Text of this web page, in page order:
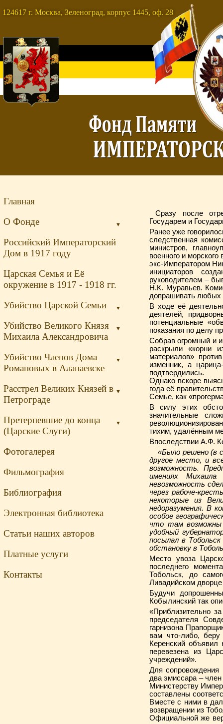
124617 г. Москва, Зеленоград, корпус 1445, оф. 28
Главная
▼
О Фонде
Российский Императорский
Дом в 1917 году
Царская Семья и Её
окружение в 1917 - 1918 гг.
▼
Убийство Царской Семьи
▼
Убийство Великого Князя
Михаила Александровича
▼
Убийство Членов Дома
Романовых в Алапаевске
▼
Расстрел Великих Князей в
Петрограде
▼
Претерпевшие до конца
(Царские Слуги)
Фотогалерея
Фильмография
Библиография
Электронная библиотека
Статьи наших авторов
Платные услуги
Контакты
Сразу после
Государем и
Ранее уже
следственная
министров,
военного и
экс-Императором
инициаторов
руководителем –
Н.К. Муравьев.
допрашивать любых
В ходе её
деятелей,
потенциальные
показания по делу
Собрав огромный и
раскрыли «корни
материалов»
изменник, а
подтвердились.
Однако вскоре
года её
Семье, как
В силу этих
значительные
тихим, удалённым
Впоследствии А.Ф.
«Было решено (в
другое место, и
возможность.
имениях Михаила
невозможность
через рабоче-
некоторые из
недоразумения. В
особое
что там возможны
удобный
посылал в
обстановку в
Место увоза
последнего
Тобольск, до
Ливадийском
Будучи
Кобылинский так
«Приблизительно
председателя
гарнизона
вам что-либо,
Керенский
перевезена из
учреждений».
Для
два эмиссара –
Министерству
составлены
Вместе с ними в
возвращении из
Официальной же